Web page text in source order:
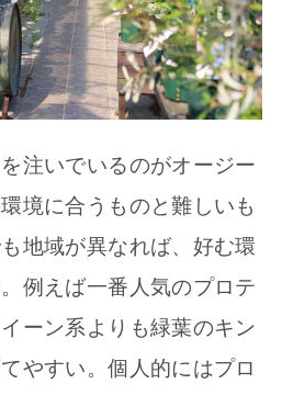
注いでいるのがオージー
境に合うものと難しいも
地域が異なれば、好む環
例えば一番人気のプロテ
ーン系よりも緑葉のキン
やすい。個人的にはプロ